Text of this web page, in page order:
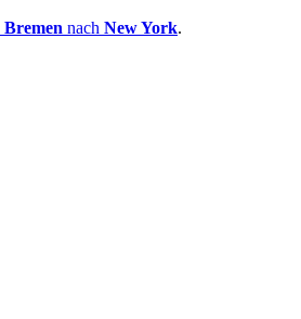
Bremen nach New York.